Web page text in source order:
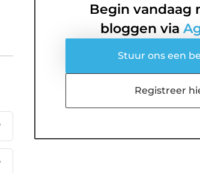
Begin vandaag
bloggen via
Stuur ons een
Registreer